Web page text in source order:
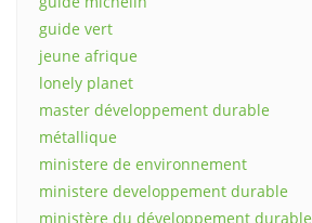
guide vert
jeune afrique
lonely planet
master développement durable
métallique
ministere de environnement
ministere developpement durable
ministère du développement durable